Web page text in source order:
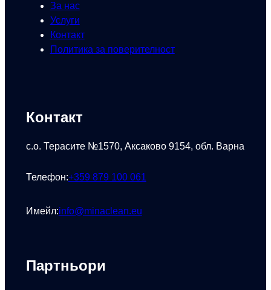
За нас
Услуги
Контакт
Политика за поверителност
Контакт
с.о. Терасите №1570, Аксаково 9154, обл. Варна
Телефон:+359 879 100 061
Имейл:info@minaclean.eu
Партньори